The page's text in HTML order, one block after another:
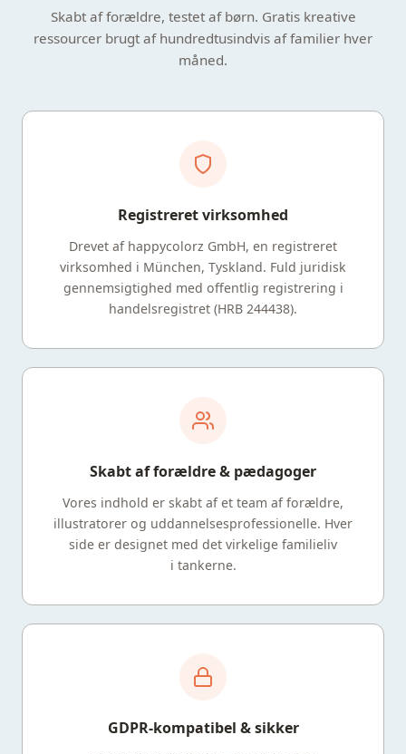
Skabt af forældre, testet af børn. Gratis kreative
ressourcer brugt af hundredtusindvis af familier hver
måned.
Registreret virksomhed
Drevet af happycolorz GmbH, en registreret
virksomhed i München, Tyskland. Fuld juridisk
gennemsigtighed med offentlig registrering i
handelsregistret (HRB 244438).
Skabt af forældre & pædagoger
Vores indhold er skabt af et team af forældre,
illustratorer og uddannelsesprofessionelle. Hver
side er designet med det virkelige familieliv
i tankerne.
GDPR-kompatibel & sikker